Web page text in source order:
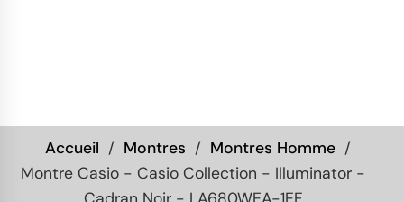
Accueil Montres
Montres Homme
Montre Casio - Casio Collection - Illuminator -